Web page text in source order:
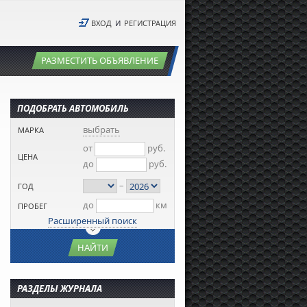
ВХОД И РЕГИСТРАЦИЯ
РАЗМЕСТИТЬ ОБЪЯВЛЕНИЕ
ПОДОБРАТЬ АВТОМОБИЛЬ
МАРКА выбрать
ЦЕНА
от
руб.
до
руб.
ГОД –
ПРОБЕГ до
км
Расширенный поиск
НАЙТИ
РАЗДЕЛЫ ЖУРНАЛА